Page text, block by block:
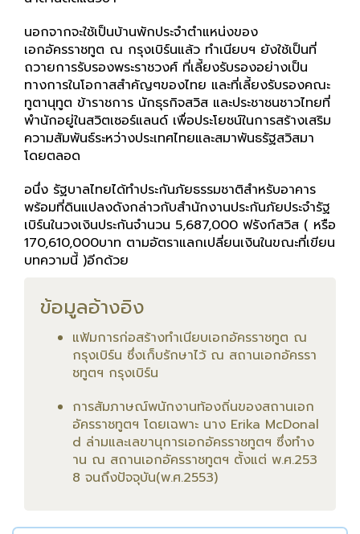
นอกจากจะใช้เป็นบ้านพักประจำตำแหน่งของ
เอกอัครราชทูต ณ กรุงเบิร์นแล้ว ทำเนียบฯ ยังใช้เป็นที่
ถวายการรับรองพระราชวงศ์ ที่เลี้ยงรับรองอย่างเป็น
ทางการในโอกาสสำคัญๆของไทย และที่เลี้ยงรับรองคณะ
ทูตานุทูต ข้าราชการ นักธุรกิจสวิส และประชาชนชาวไทยที่
พำนักอยู่ในสวิตเซอร์แลนด์ เพื่อประโยชน์ในการสร้างเสริม
ความสัมพันธ์ระหว่างประเทศไทยและสมาพันธรัฐสวิสมา
โดยตลอด
อนึ่ง รัฐบาลไทยได้ทำประกันภัยธรรมชาติสำหรับอาคาร
พร้อมที่ดินแปลงดังกล่าวกับสำนักงานประกันภัยประจำรัฐ
เบิร์นในวงเงินประกันจำนวน 5,687,000 ฟรังก์สวิส ( หรือ
170,610,000บาท ตามอัตราแลกเปลี่ยนเงินในขณะที่เขียน
บทความนี้ )อีกด้วย
ข้อมูลอ้างอิง
แฟ้มการก่อสร้างทำเนียบเอกอัครราชทูต ณ
กรุงเบิร์น ซึ่งเก็บรักษาไว้ ณ สถานเอกอัครรา
ชทูตฯ กรุงเบิร์น
การสัมภาษณ์พนักงานท้องถิ่นของสถานเอก
อัครราชทูตฯ โดยเฉพาะ นาง Erika McDonal
d ล่ามและเลขานุการเอกอัครราชทูตฯ ซึ่งทำง
าน ณ สถานเอกอัครราชทูตฯ ตั้งแต่ พ.ศ.253
8 จนถึงปัจจุบัน(พ.ศ.2553)